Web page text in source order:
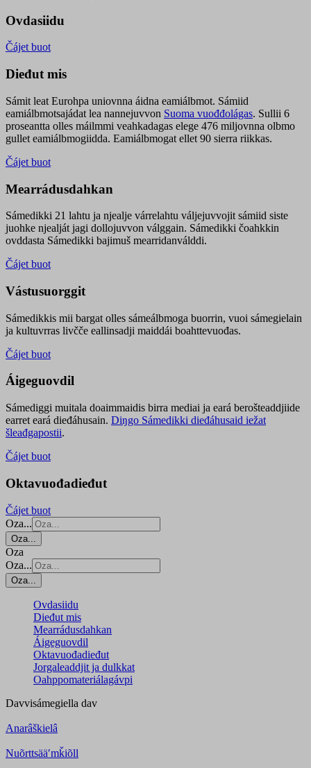
Ovdasiidu
Čájet buot
Dieđut mis
Sámit leat Eurohpa uniovnna áidna eamiálbmot. Sámiid
eamiálbmotsajádat lea nannejuvvon Suoma vuođđolágas. Sullii 6
proseantta olles máilmmi veahkadagas elege 476 miljovnna olbmo
gullet eamiálbmogiidda. Eamiálbmogat ellet 90 sierra riikkas.
Čájet buot
Mearrádusdahkan
Sámedikki 21 lahtu ja njealje várrelahtu váljejuvvojit sámiid siste
juohke njealját jagi dollojuvvon válggain. Sámedikki čoahkkin
ovddasta Sámedikki bajimuš mearridanválddi.
Čájet buot
Vástusuorggit
Sámedikkis mii bargat olles sámeálbmoga buorrin, vuoi sámegielain
ja kultuvrras livčče eallinsadji maiddái boahttevuođas.
Čájet buot
Áigeguovdil
Sámediggi muitala doaimmaidis birra mediai ja eará berošteaddjiide
earret eará dieđáhusain. Diŋgo Sámedikki dieđáhusaid iežat
šleađgapostii.
Čájet buot
Oktavuođadieđut
Čájet buot
Oza...
Oza...
Oza
Oza...
Oza...
Ovdasiidu
Dieđut mis
Mearrádusdahkan
Áigeguovdil
Oktavuođadieđut
Jorgaleaddjit ja dulkkat
Oahppomateriálagávpi
Davvisámegiella dav
Anarâškielâ
Nuõrttsääʹmǩiõll